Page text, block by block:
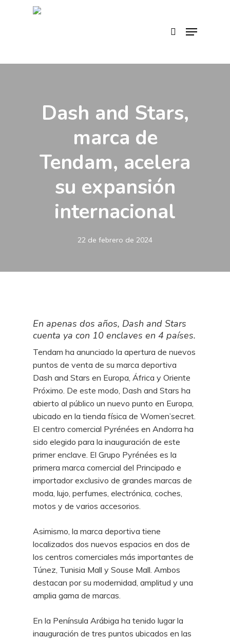
Menu
Dash and Stars,
marca de
Tendam, acelera
su expansión
internacional
22 de febrero de 2024
En apenas dos años, Dash and Stars
cuenta ya con 10 enclaves en 4 países.
Tendam ha anunciado la apertura de nuevos
puntos de venta de su marca deportiva
Dash and Stars en Europa, África y Oriente
Próximo. De este modo, Dash and Stars ha
abierto al público un nuevo punto en Europa,
ubicado en la tienda física de Women’secret.
El centro comercial Pyrénées en Andorra ha
sido elegido para la inauguración de este
primer enclave. El Grupo Pyrénées es la
primera marca comercial del Principado e
importador exclusivo de grandes marcas de
moda, lujo, perfumes, electrónica, coches,
motos y de varios accesorios.
Asimismo, la marca deportiva tiene
localizados dos nuevos espacios en dos de
los centros comerciales más importantes de
Túnez, Tunisia Mall y Souse Mall. Ambos
destacan por su modernidad, amplitud y una
amplia gama de marcas.
En la Península Arábiga ha tenido lugar la
inauguración de tres puntos ubicados en las